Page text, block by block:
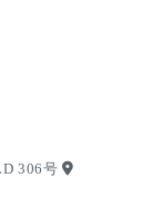
306号